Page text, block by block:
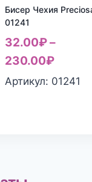
Бисер Чехия
01241
32.00₽–
230.00₽
Артикул: 01241